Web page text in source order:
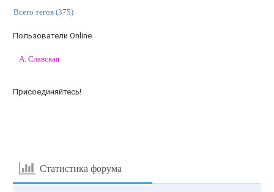
Всего тегов (375)
Пользователи Online
А. Славская
Присоединяйтесь!
Статистика форума